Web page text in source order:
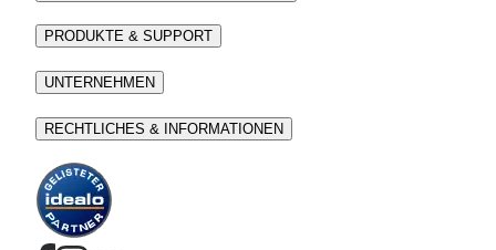
PRODUKTE & SUPPORT
UNTERNEHMEN
RECHTLICHES & INFORMATIONEN